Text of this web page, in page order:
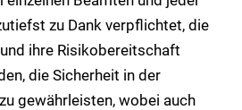
zu Dank verpflichtet, die
ihre Risikobereitschaft
die Sicherheit in der
gewährleisten, wobei auch